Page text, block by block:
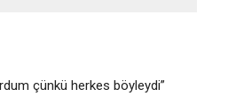
çünkü herkes böyleydi”